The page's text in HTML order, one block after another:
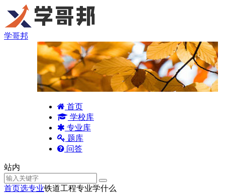
学哥邦
首页
学校库
专业库
题库
问答
站内
首页选专业铁道工程专业学什么